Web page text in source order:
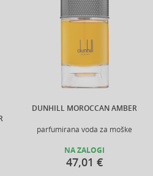
DUNHILL MOROCCAN AMBER
parfumirana voda za moške
NA ZALOGI
47,01 €